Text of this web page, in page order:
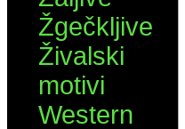
Žgečkljive
Živalski
motivi
Western